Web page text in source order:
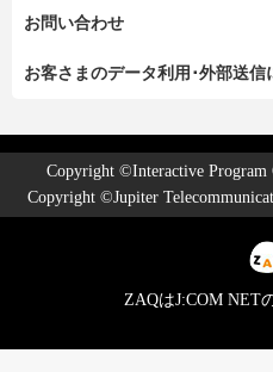
お問い合わせ
お客さまのデータ利用･外部送信
Copyright ©Interactive Program
Copyright ©Jupiter
ZAQはJ:COM NET